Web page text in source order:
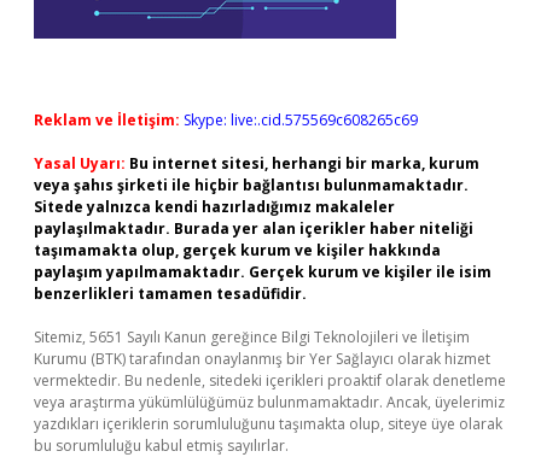
Reklam ve İletişim: Skype: live:.cid.575569c608265c69
Yasal Uyarı: Bu internet sitesi, herhangi bir marka, kurum
veya şahıs şirketi ile hiçbir bağlantısı bulunmamaktadır.
Sitede yalnızca kendi hazırladığımız makaleler
paylaşılmaktadır. Burada yer alan içerikler haber niteliği
taşımamakta olup, gerçek kurum ve kişiler hakkında
paylaşım yapılmamaktadır. Gerçek kurum ve kişiler ile isim
benzerlikleri tamamen tesadüfidir.
Sitemiz, 5651 Sayılı Kanun gereğince Bilgi Teknolojileri ve İletişim
Kurumu (BTK) tarafından onaylanmış bir Yer Sağlayıcı olarak hizmet
vermektedir. Bu nedenle, sitedeki içerikleri proaktif olarak denetleme
veya araştırma yükümlülüğümüz bulunmamaktadır. Ancak, üyelerimiz
yazdıkları içeriklerin sorumluluğunu taşımakta olup, siteye üye olarak
bu sorumluluğu kabul etmiş sayılırlar.